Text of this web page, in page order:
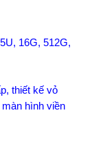
16G, 512G,
thiết kế vỏ
hình viền